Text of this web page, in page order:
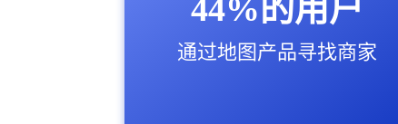
44%的用户
通过地图产品寻找商家